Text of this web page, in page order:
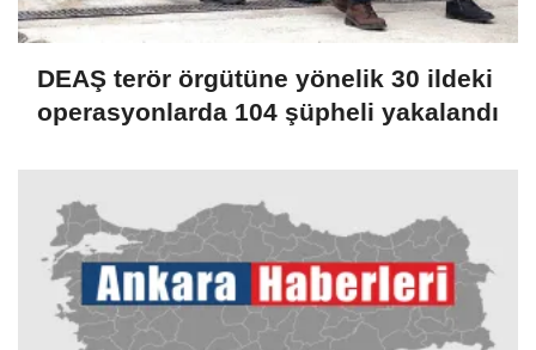
DEAŞ terör örgütüne yönelik 30 ildeki
operasyonlarda 104 şüpheli yakalandı